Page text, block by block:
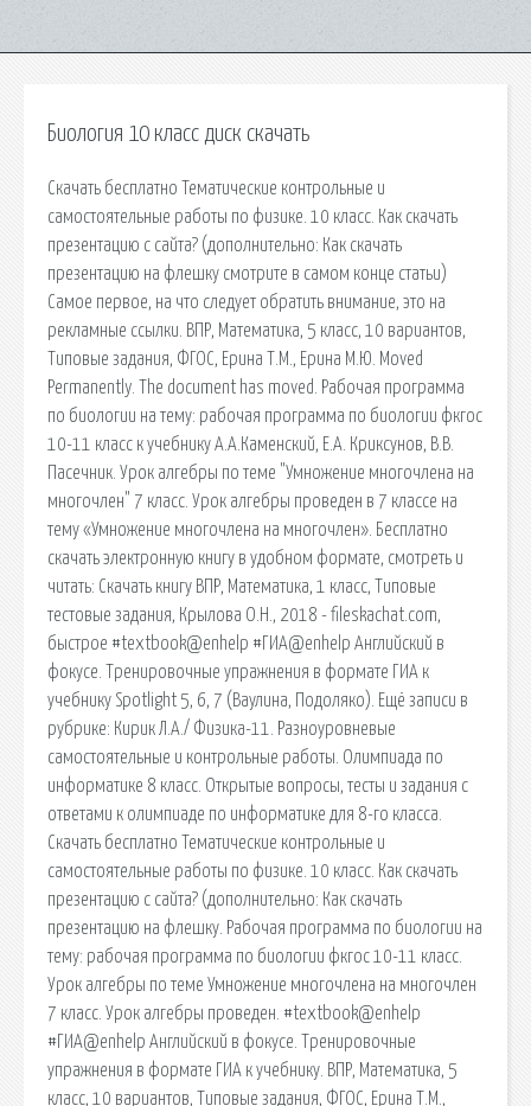
Биология 10 класс диск скачать
Скачать бесплатно Тематические контрольные и
самостоятельные работы по физике. 10 класс. Как скачать
презентацию с сайта? (дополнительно: Как скачать
презентацию на флешку смотрите в самом конце статьи)
Самое первое, на что следует обратить внимание, это на
рекламные ссылки. ВПР, Математика, 5 класс, 10 вариантов,
Типовые задания, ФГОС, Ерина Т.М., Ерина М.Ю. Moved
Permanently. The document has moved. Рабочая программа
по биологии на тему: рабочая программа по биологии фкгос
10-11 класс к учебнику А.А.Каменский, Е.А. Криксунов, В.В.
Пасечник. Урок алгебры по теме "Умножение многочлена на
многочлен" 7 класс. Урок алгебры проведен в 7 классе на
тему «Умножение многочлена на многочлен». Бесплатно
скачать электронную книгу в удобном формате, смотреть и
читать: Скачать книгу ВПР, Математика, 1 класс, Типовые
тестовые задания, Крылова О.Н., 2018 - fileskachat.com,
быстрое #textbook@enhelp #ГИА@enhelp Английский в
фокусе. Тренировочные упражнения в формате ГИА к
учебнику Spotlight 5, 6, 7 (Ваулина, Подоляко). Ещё записи в
рубрике: Кирик Л.А./ Физика-11. Разноуровневые
самостоятельные и контрольные работы. Олимпиада по
информатике 8 класс. Открытые вопросы, тесты и задания с
ответами к олимпиаде по информатике для 8-го класса.
Скачать бесплатно Тематические контрольные и
самостоятельные работы по физике. 10 класс. Как скачать
презентацию с сайта? (дополнительно: Как скачать
презентацию на флешку. Рабочая программа по биологии на
тему: рабочая программа по биологии фкгос 10-11 класс.
Урок алгебры по теме Умножение многочлена на многочлен
7 класс. Урок алгебры проведен. #textbook@enhelp
#ГИА@enhelp Английский в фокусе. Тренировочные
упражнения в формате ГИА к учебнику. ВПР, Математика, 5
класс, 10 вариантов, Типовые задания, ФГОС, Ерина Т.М.,